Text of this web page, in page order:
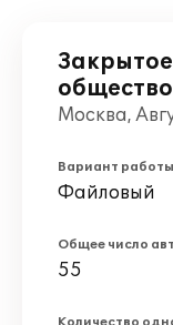
Москва,
Вариант работы
Файловый
Общее число
55